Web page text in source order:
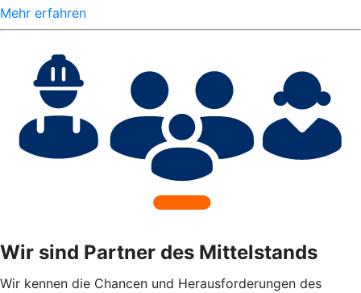
Mehr erfahren
Wir sind Partner des Mittelstands
Wir kennen die Chancen und Herausforderungen des